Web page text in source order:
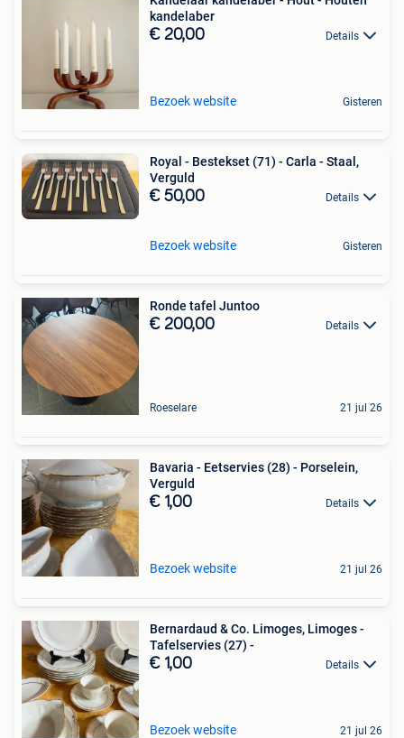
kandelaber
€ 20,00 Details
Bezoek website Gisteren
Royal - Bestekset (71) - Carla - Staal,
Verguld
€ 50,00 Details
Bezoek website Gisteren
Ronde tafel Juntoo
€ 200,00 Details
Roeselare 21 jul 26
Bavaria - Eetservies (28) - Porselein,
Verguld
€ 1,00 Details
Bezoek website 21 jul 26
Bernardaud & Co. Limoges, Limoges -
Tafelservies (27) -
€ 1,00 Details
Bezoek website 21 jul 26